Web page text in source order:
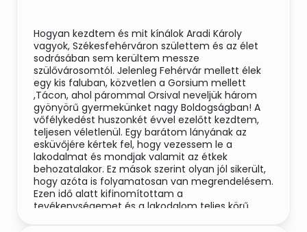
Hogyan kezdtem és mit kínálok Aradi Károly
vagyok, Székesfehérváron születtem és az élet
sodrásában sem kerültem messze
szülővárosomtól. Jelenleg Fehérvár mellett élek
egy kis faluban, közvetlen a Gorsium mellett
,Tácon, ahol párommal Orsival neveljük három
gyönyörű gyermekünket nagy Boldogságban! A
vőfélykedést huszonkét évvel ezelőtt kezdtem,
teljesen véletlenül. Egy barátom lányának az
esküvőjére kértek fel, hogy vezessem le a
lakodalmat és mondjak valamit az étkek
behozatalakor. Ez mások szerint olyan jól sikerült,
hogy azóta is folyamatosan van megrendelésem.
Ezen idő alatt kifinomítottam a
tevékenységemet és a lakodalom teljes körű